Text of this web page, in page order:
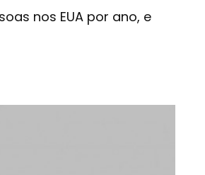
nos EUA por ano, e